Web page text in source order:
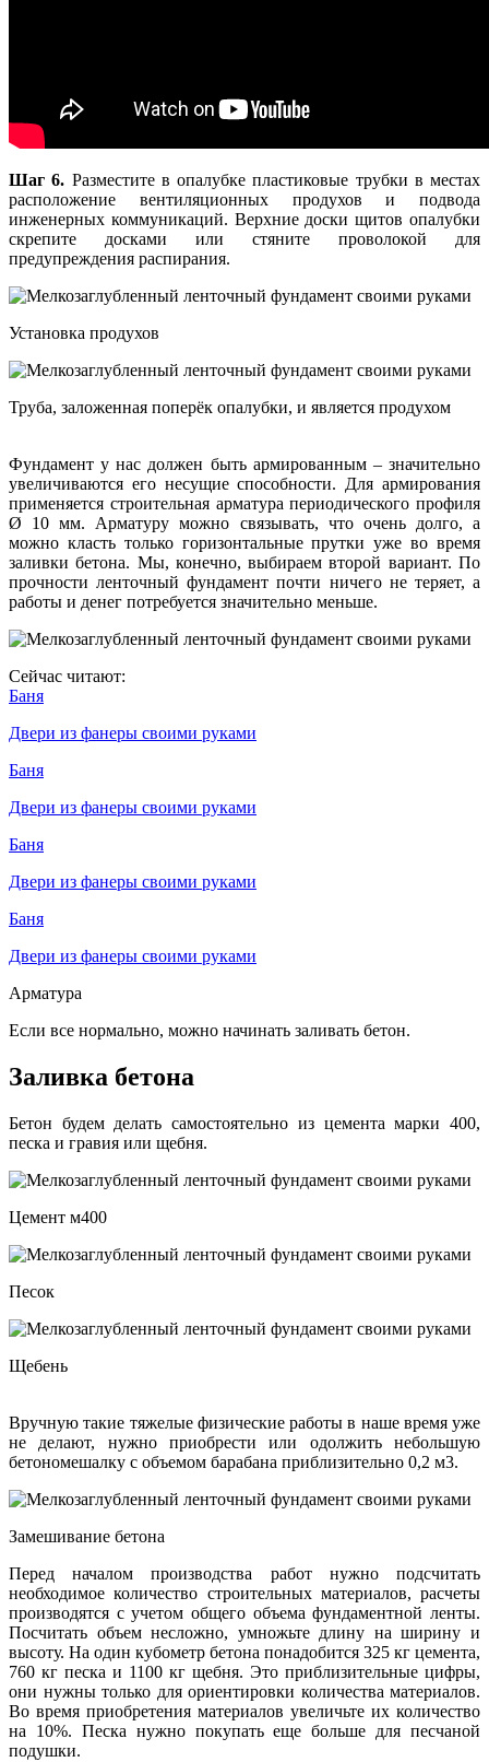
Шаг 6. Разместите в опалубке пластиковые трубки в местах
расположение вентиляционных продухов и подвода
инженерных коммуникаций. Верхние доски щитов опалубки
скрепите досками или стяните проволокой для
предупреждения распирания.
Установка продухов
Труба, заложенная поперёк опалубки, и является продухом
Фундамент у нас должен быть армированным – значительно
увеличиваются его несущие способности. Для армирования
применяется строительная арматура периодического профиля
Ø 10 мм. Арматуру можно связывать, что очень долго, а
можно класть только горизонтальные прутки уже во время
заливки бетона. Мы, конечно, выбираем второй вариант. По
прочности ленточный фундамент почти ничего не теряет, а
работы и денег потребуется значительно меньше.
Сейчас читают:
Баня
Двери из фанеры своими руками
Баня
Двери из фанеры своими руками
Баня
Двери из фанеры своими руками
Баня
Двери из фанеры своими руками
Арматура
Если все нормально, можно начинать заливать бетон.
Заливка бетона
Бетон будем делать самостоятельно из цемента марки 400,
песка и гравия или щебня.
Цемент м400
Песок
Щебень
Вручную такие тяжелые физические работы в наше время уже
не делают, нужно приобрести или одолжить небольшую
бетономешалку с объемом барабана приблизительно 0,2 м3.
Замешивание бетона
Перед началом производства работ нужно подсчитать
необходимое количество строительных материалов, расчеты
производятся с учетом общего объема фундаментной ленты.
Посчитать объем несложно, умножьте длину на ширину и
высоту. На один кубометр бетона понадобится 325 кг цемента,
760 кг песка и 1100 кг щебня. Это приблизительные цифры,
они нужны только для ориентировки количества материалов.
Во время приобретения материалов увеличьте их количество
на 10%. Песка нужно покупать еще больше для песчаной
подушки.